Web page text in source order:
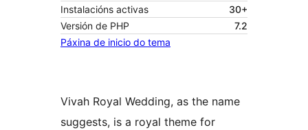
Instalacións activas
30+
Versión de PHP
7.2
Páxina de inicio do tema
Vivah Royal Wedding, as the name
suggests, is a royal theme for